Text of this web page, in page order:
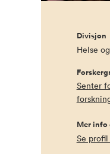
Divisjon
Helse
Senter
Mer info
Se